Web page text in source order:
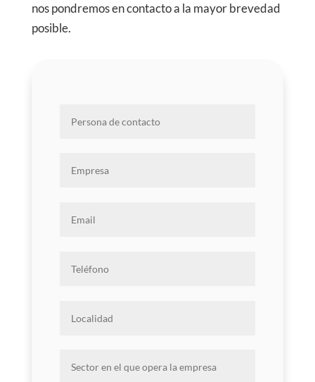
nos pondremos en contacto a la mayor brevedad
posible.